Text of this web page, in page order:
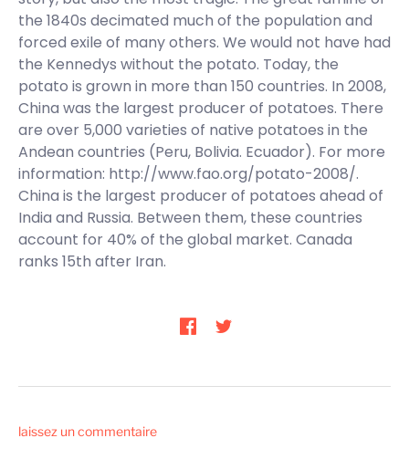
the 1840s decimated much of the population and
forced exile of many others. We would not have had
the Kennedys without the potato. Today, the
potato is grown in more than 150 countries. In 2008,
China was the largest producer of potatoes. There
are over 5,000 varieties of native potatoes in the
Andean countries (Peru, Bolivia. Ecuador). For more
information: http://www.fao.org/potato-2008/.
China is the largest producer of potatoes ahead of
India and Russia. Between them, these countries
account for 40% of the global market. Canada
ranks 15th after Iran.
laissez un commentaire